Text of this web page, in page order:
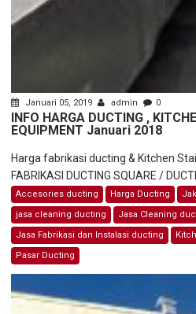
Januari 05, 2019 admin 0
INFO HARGA DUCTING ,
EQUIPMENT Januari 2018
Harga fabrikasi ducting & Kitchen
FABRIKASI DUCTING SQUARE /
Accesories ducting Harga Ducting
jasa cleaning ducting
Jasa Cleaning
Jasa Fabrikasi dan Instalasi ducting
Pasar Ducting